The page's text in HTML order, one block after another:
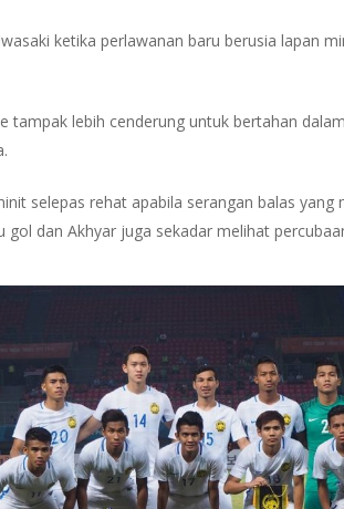
ketika perlawanan baru berusia lapan
tampak lebih cenderung untuk bertahan
selepas rehat apabila serangan balas
dan Akhyar juga sekadar melihat